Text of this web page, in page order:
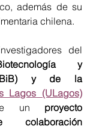
además de su
chilena.
y
Bioingeniería (CeBiB) y de la
Lagos (ULagos)
un proyecto
colaboración